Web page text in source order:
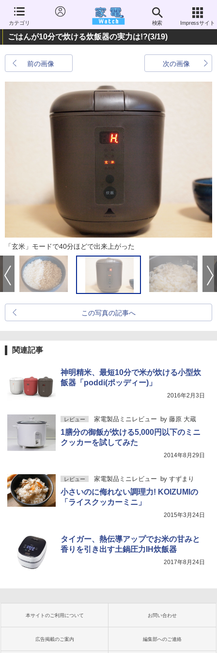
カテゴリ 検索 Impressサイト
ごはんが10分で炊ける炊飯器の実力は!?(3/19)
前の画像 次の画像
「玄米」モードで40分ほどで出来上がった
この写真の記事へ
関連記事
神明精米、最短10分で米が炊ける小型炊
飯器「poddi(ポッディー)」
2016年2月3日
レビュー 家電製品ミニレビュー by 藤原 大蔵
1膳分の御飯が炊ける5,000円以下のミニ
クッカーを試してみた
2014年8月29日
レビュー 家電製品ミニレビュー by すずまり
小さいのに侮れない調理力! KOIZUMIの
「ライスクッカーミニ」
2015年3月24日
タイガー、熱伝導アップでお米の甘みと
香りを引き出す土鍋圧力IH炊飯器
2017年8月24日
本サイトのご利用について お問い合わせ
広告掲載のご案内 編集部へのご連絡